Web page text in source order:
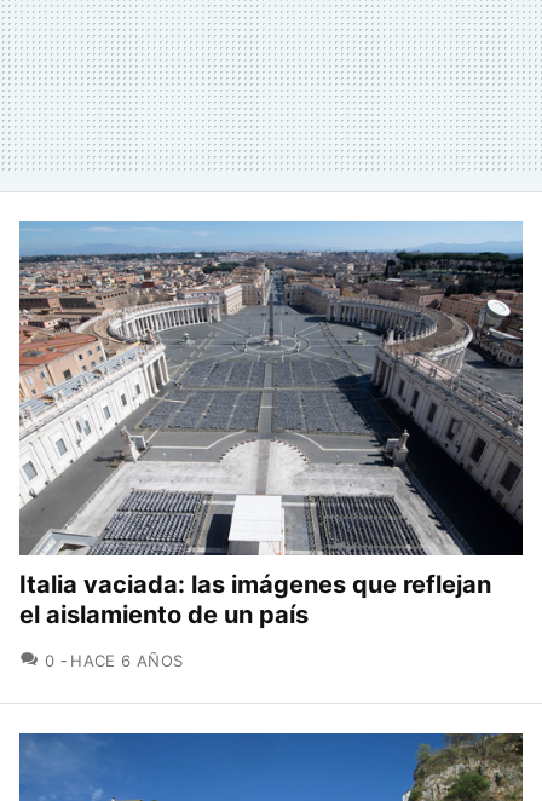
Italia vaciada: las imágenes que reflejan
el aislamiento de un país
0 COMENTARIOS
HACE 6 AÑOS